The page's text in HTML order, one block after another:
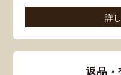
詳
返品